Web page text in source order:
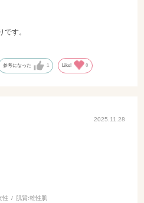
です。
参考になった 1 Like! 0
2025.11.28
性 肌質:乾性肌